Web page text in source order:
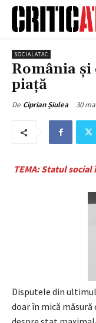
SOCIALATAC
România
piaţă
De Ciprian Șiulea 30
TEMA: Statul social
Disputele din
doar în mică